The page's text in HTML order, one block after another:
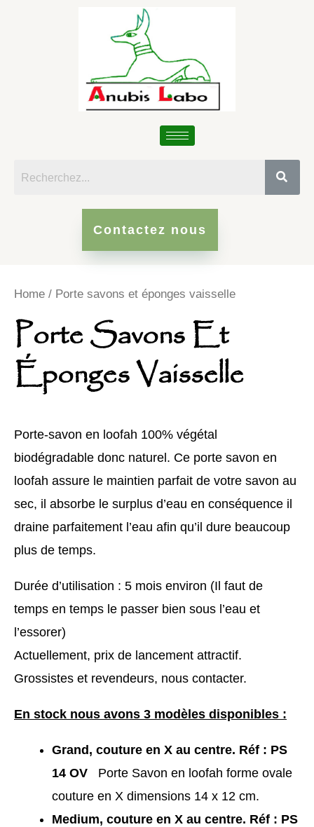
Contactez nous
Home / Porte savons et éponges vaisselle
Porte Savons Et
Éponges Vaisselle
Porte-savon en loofah 100% végétal
biodégradable donc naturel. Ce porte savon en
loofah assure le maintien parfait de votre savon au
sec, il absorbe le surplus d’eau en conséquence il
draine parfaitement l’eau afin qu’il dure beaucoup
plus de temps.
Durée d’utilisation : 5 mois environ (Il faut de
temps en temps le passer bien sous l’eau et
l’essorer)
Actuellement, prix de lancement attractif.
Grossistes et revendeurs, nous contacter.
En stock nous avons 3 modèles disponibles :
Grand, couture en X au centre. Réf : PS
14 OV Porte Savon en loofah forme ovale
couture en X dimensions 14 x 12 cm.
Medium, couture en X au centre. Réf : PS